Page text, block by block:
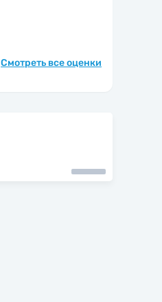
Смотреть все оценки